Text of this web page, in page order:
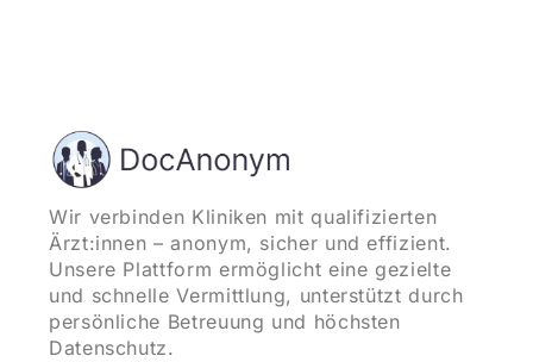
Wir verbinden Kliniken mit qualifizierten
Ärzt:innen – anonym, sicher und effizient.
Unsere Plattform ermöglicht eine gezielte
und schnelle Vermittlung, unterstützt durch
persönliche Betreuung und höchsten
Datenschutz.